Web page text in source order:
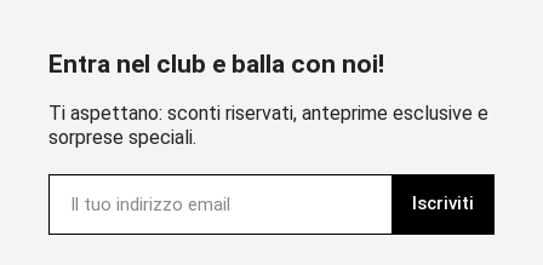
Entra nel club e balla con noi!
Ti aspettano: sconti riservati, anteprime esclusive e
sorprese speciali.
Iscriviti